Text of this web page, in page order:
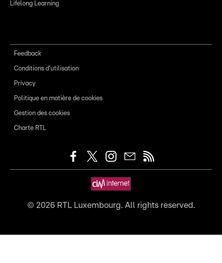
Lifelong Learning
Feedback
Conditions d'utilisation
Privacy
Politique en matière de cookies
Gestion des cookies
Charte RTL
© 2026RTL Luxembourg. All rights reserved.